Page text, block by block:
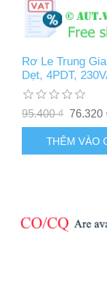
Rơ Le Trung
Dẹt, 4PDT,
95.400 ₫ 76.320
THÊM VÀO